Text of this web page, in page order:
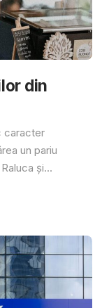
din
caracter
un pariu
și...